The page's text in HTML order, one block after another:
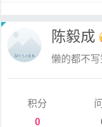
陈毅成
懒的都不写
积分
0